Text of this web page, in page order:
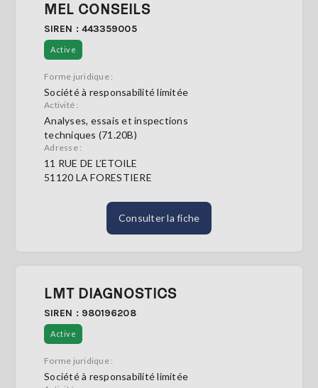
MEL CONSEILS
SIREN : 443359005
Active
Forme juridique :
Société à responsabilité limitée
Activité :
Analyses, essais et inspections
techniques (71.20B)
Adresse :
11 RUE DE L’ETOILE
51120 LA FORESTIERE
Consulter la fiche
LMT DIAGNOSTICS
SIREN : 980196208
Active
Forme juridique :
Société à responsabilité limitée